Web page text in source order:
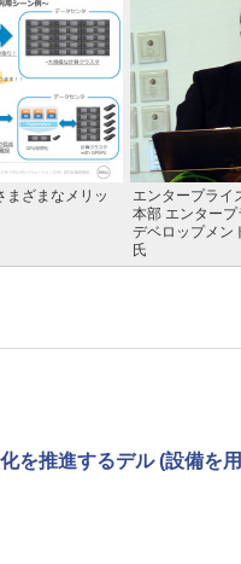
まざまなメリッ
エンタープライ
本部 エンター
デベロップメン
氏
を推進するデル (設備を